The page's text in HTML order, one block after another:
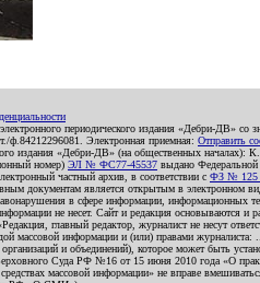
электронного периодического издания «Дебри-
ф.84212296081. Электронная приемная: Отправить
издания «Дебри-ДВ» (на общественных
номер) ЭЛ № ФС77-45537 выдано Федеральной
частный архив, в соответствии с ФЗ № 125
документам является открытым в электронном
в сфере информации, информационных
не несет. Сайт и редакция основываются
главный редактор, журналист не несут
массовой информации и (или) правами
и объединений), которое может быть
Суда РФ №16 от 15 июня 2010 года «О
массовой информации» не вправе